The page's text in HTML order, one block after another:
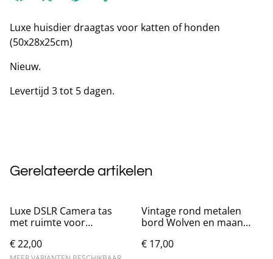
Luxe huisdier draagtas voor katten of honden
(50x28x25cm)
Nieuw.
Levertijd 3 tot 5 dagen.
Gerelateerde artikelen
Luxe DSLR Camera tas
met ruimte voor
€ 22,00
Vintage rond metalen
bord Wolven en maan
€ 17,00